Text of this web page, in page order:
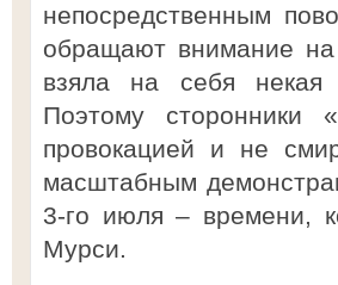
непосредственным
обращают внимание на
взяла на себя некая
Поэтому сторонники
провокацией и не
масштабным
3-го июля – времени,
Мурси.